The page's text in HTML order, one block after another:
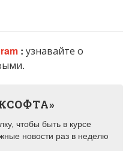
: узнавайте о
чтобы быть в курсе
новости раз в неделю